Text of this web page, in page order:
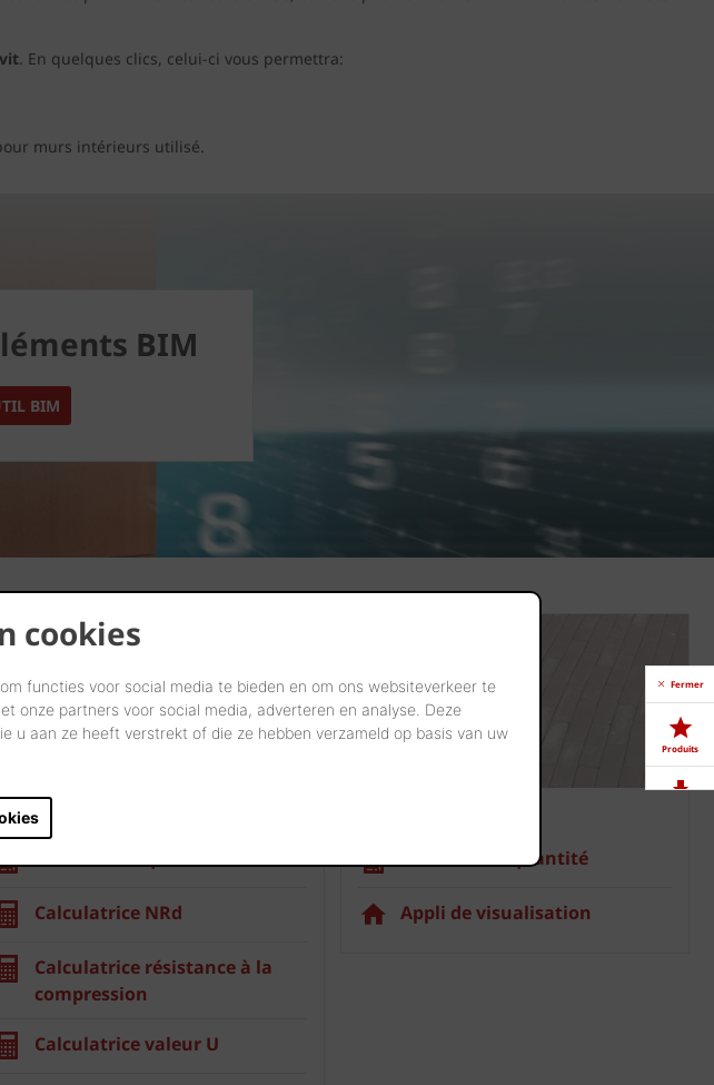
cookies
functies voor social media te bieden en om ons websiteverkeer te
onze partners voor social media, adverteren en analyse. Deze
u aan ze heeft verstrekt of die ze hebben verzameld op basis van uw
. En quelques clics, celui-ci vous permettra:
murs intérieurs utilisé.
BIM
BIM
intérieur
Calculatrice quantité
Calculatrice NRd
Calculatrice résistance à la
compression
Calculatrice valeur U
Calculatrice quantité
Appli de visualisation
Fermer
Produits